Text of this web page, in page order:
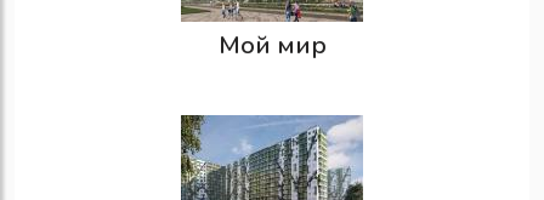
Мой мир